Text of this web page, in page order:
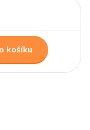
košíku